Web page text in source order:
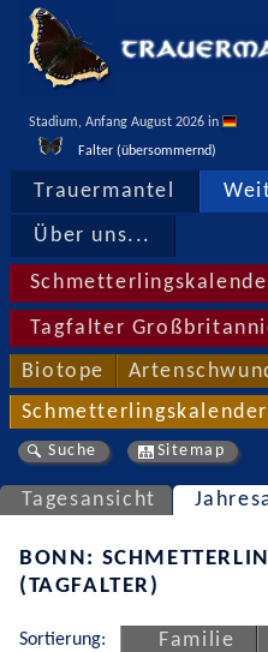
Stadium, Anfang August 2026 in
Falter (übersommernd)
Trauermantel
Über uns...
Tagfalter
Biotope
Suche Sitemap
Tagesansicht
BONN:
(TAGFALTER)
Sortierung: Familie